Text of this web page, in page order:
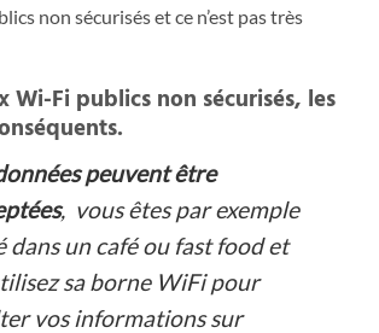
non sécurisés et ce n’est pas très
Wi-Fi publics non sécurisés, les
peuvent être
, vous êtes par exemple
dans un café ou fast food et
sa borne WiFi pour
vos informations sur